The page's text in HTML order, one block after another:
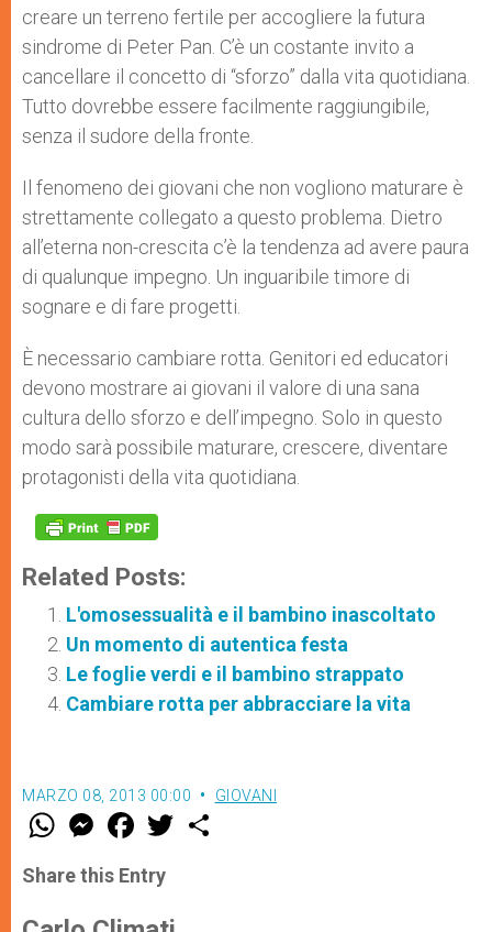
creare un terreno fertile per accogliere la futura
sindrome di Peter Pan. C’è un costante invito a
cancellare il concetto di “sforzo” dalla vita quotidiana.
Tutto dovrebbe essere facilmente raggiungibile,
senza il sudore della fronte.
Il fenomeno dei giovani che non vogliono maturare è
strettamente collegato a questo problema. Dietro
all’eterna non-crescita c’è la tendenza ad avere paura
di qualunque impegno. Un inguaribile timore di
sognare e di fare progetti.
È necessario cambiare rotta. Genitori ed educatori
devono mostrare ai giovani il valore di una sana
cultura dello sforzo e dell’impegno. Solo in questo
modo sarà possibile maturare, crescere, diventare
protagonisti della vita quotidiana.
Related Posts:
L'omosessualità e il bambino inascoltato
Un momento di autentica festa
Le foglie verdi e il bambino strappato
Cambiare rotta per abbracciare la vita
MARZO 08, 2013 00:00 GIOVANI
W
t
s
p
M
e
s
e
g
F
a
e
b
o
w
Share this Entry